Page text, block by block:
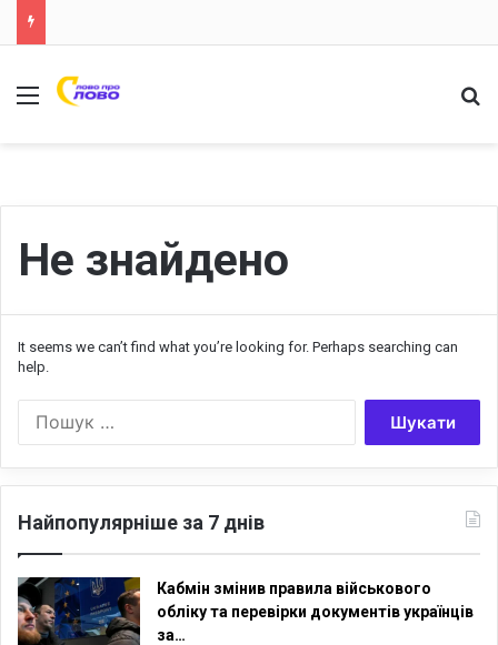
Меню
Не знайдено
It seems we can’t find what you’re looking for. Perhaps searching can
help.
Найпопулярніше за 7 днів
Кабмін змінив правила військового
обліку та перевірки документів українців
за…